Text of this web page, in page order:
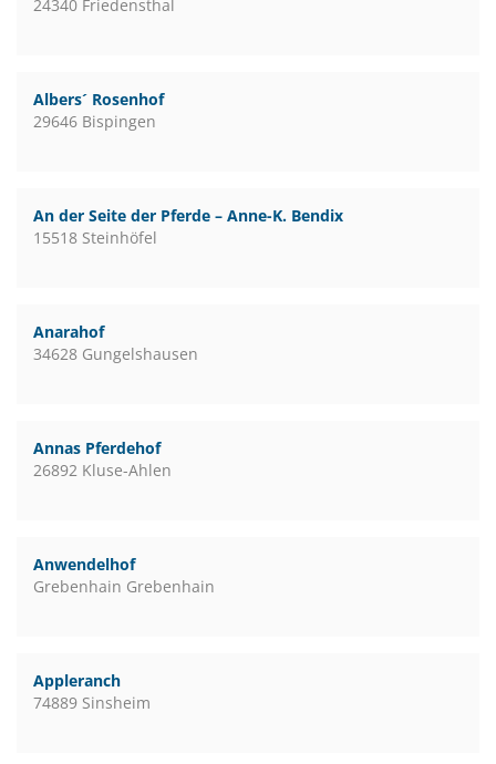
24340 Friedensthal
Albers´ Rosenhof
29646 Bispingen
An der Seite der Pferde – Anne-K. Bendix
15518 Steinhöfel
Anarahof
34628 Gungelshausen
Annas Pferdehof
26892 Kluse-Ahlen
Anwendelhof
Grebenhain Grebenhain
Appleranch
74889 Sinsheim